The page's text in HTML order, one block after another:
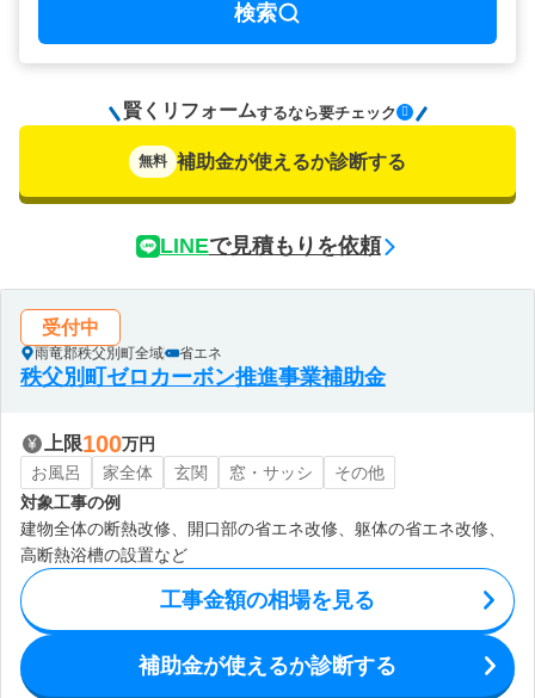
検索
賢くリフォームするなら要チェック
無料 補助金が使えるか診断する
LINEで見積もりを依頼
受付中
雨竜郡秩父別町全域 省エネ
秩父別町ゼロカーボン推進事業補助金
上限100万円
お風呂
家全体 玄関 窓・サッシ
その他
対象工事の例
建物全体の断熱改修、開口部の省エネ改修、躯体の省エネ改修、
高断熱浴槽の設置など
工事金額の相場を見る
補助金が使えるか診断する